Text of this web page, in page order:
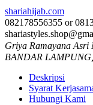
shariahijab.com
082178556355 or
Griya Ramayana Asri
BANDAR
Deskripsi
Syarat
Hubungi Kami